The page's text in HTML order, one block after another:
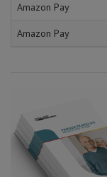
Amazon Pay
Amazon Pay